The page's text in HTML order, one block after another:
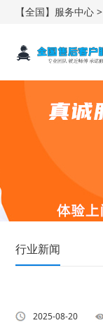
【全国】服务中心
行业新闻
2025-08-20